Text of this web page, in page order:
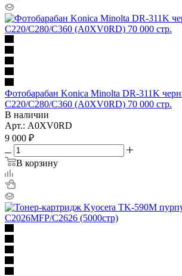
Фотобарабан Konica Minolta DR-311K
C220/C280/C360 (A0XV0RD) 70 000 стр.
В наличии
Арт.: A0XV0RD
9 000 ₽
В корзину